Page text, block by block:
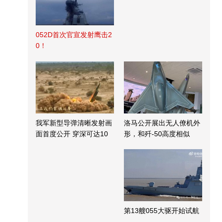
052D首次官宣发射鹰击2
0！
我军新型导弹清晰发射画
面首度公开 穿深可达10
洛马公开展出无人僚机外
形，和歼-50高度相似
第13艘055大驱开始试航